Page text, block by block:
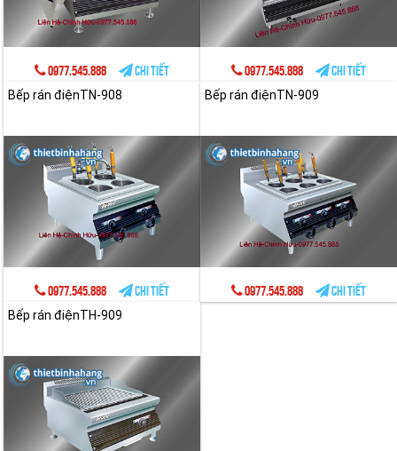
0977.545.888 Chi tiết 0977.545.888
Chi tiết
Bếp rán điệnTN-908
0977.545.888 Chi tiết
Bếp rán điệnTN-909
0977.545.888
Chi tiết
Bếp rán điệnTH-909